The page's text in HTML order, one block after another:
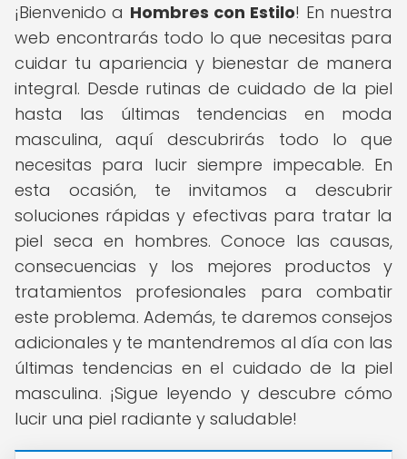
¡Bienvenido a Hombres con Estilo! En nuestra
web encontrarás todo lo que necesitas para
cuidar tu apariencia y bienestar de manera
integral. Desde rutinas de cuidado de la piel
hasta las últimas tendencias en moda
masculina, aquí descubrirás todo lo que
necesitas para lucir siempre impecable. En
esta ocasión, te invitamos a descubrir
soluciones rápidas y efectivas para tratar la
piel seca en hombres. Conoce las causas,
consecuencias y los mejores productos y
tratamientos profesionales para combatir
este problema. Además, te daremos consejos
adicionales y te mantendremos al día con las
últimas tendencias en el cuidado de la piel
masculina. ¡Sigue leyendo y descubre cómo
lucir una piel radiante y saludable!